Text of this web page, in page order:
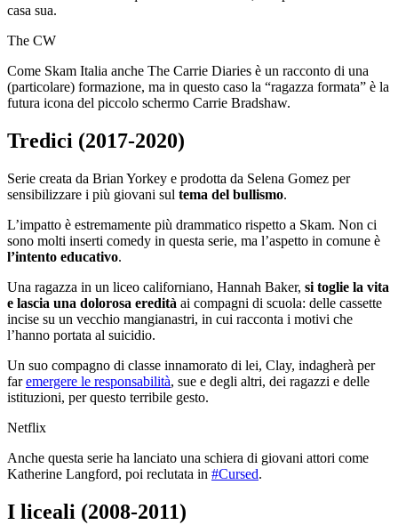
casa sua.
The CW
Come Skam Italia anche The Carrie Diaries è un racconto di una
(particolare) formazione, ma in questo caso la “ragazza formata” è la
futura icona del piccolo schermo Carrie Bradshaw.
Tredici (2017-2020)
Serie creata da Brian Yorkey e prodotta da Selena Gomez per
sensibilizzare i più giovani sul tema del bullismo.
L’impatto è estremamente più drammatico rispetto a Skam. Non ci
sono molti inserti comedy in questa serie, ma l’aspetto in comune è
l’intento educativo.
Una ragazza in un liceo californiano, Hannah Baker, si toglie la vita
e lascia una dolorosa eredità ai compagni di scuola: delle cassette
incise su un vecchio mangianastri, in cui racconta i motivi che
l’hanno portata al suicidio.
Un suo compagno di classe innamorato di lei, Clay, indagherà per
faremergere le responsabilità, sue e degli altri, dei ragazzi e delle
istituzioni, per questo terribile gesto.
Netflix
Anche questa serie ha lanciato una schiera di giovani attori come
Katherine Langford, poi reclutata in #Cursed.
I liceali (2008-2011)